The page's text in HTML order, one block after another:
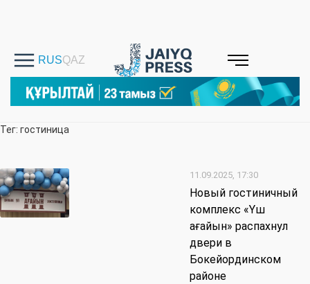
Тег: гостиница
11.09.2025, 17:30
Новый гостиничный
комплекс «Үш
ағайын» распахнул
двери в
Бокейординском
районе